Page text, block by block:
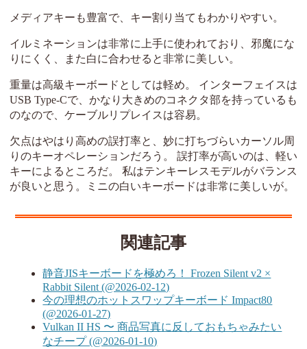
メディアキーも豊富で、キー割り当てもわかりやすい。
イルミネーションは非常に上手に使われており、邪魔にな
りにくく、また白に合わせると非常に美しい。
重量は高級キーボードとしては軽め。 インターフェイスは
USB Type-Cで、かなり大きめのコネクタ部を持っているも
のなので、ケーブルリプレイスは容易。
欠点はやはり高めの誤打率と、妙に打ちづらいカーソル周
りのキーオペレーションだろう。 誤打率が高いのは、軽い
キーによるところだ。 私はテンキーレスモデルがバランス
が良いと思う。ミニの白いキーボードは非常に美しいが。
関連記事
静音JISキーボードを極めろ！ Frozen Silent v2 ×
Rabbit Silent (@2026-02-12)
今の理想のホットスワップキーボード Impact80
(@2026-01-27)
Vulkan II HS 〜 商品写真に反しておもちゃみたい
なチープ (@2026-01-10)